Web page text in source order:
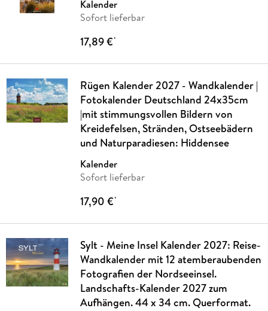
Kalender
Sofort lieferbar
17,89 €*
Rügen Kalender 2027 - Wandkalender |
Fotokalender Deutschland 24x35cm
|mit stimmungsvollen Bildern von
Kreidefelsen, Stränden, Ostseebädern
und Naturparadiesen: Hiddensee
Kalender
Sofort lieferbar
17,90 €*
Sylt - Meine Insel Kalender 2027: Reise-
Wandkalender mit 12 atemberaubenden
Fotografien der Nordseeinsel.
Landschafts-Kalender 2027 zum
Aufhängen. 44 x 34 cm. Querformat.